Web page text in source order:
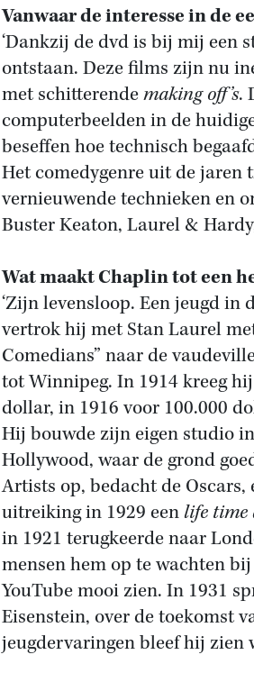
Vanwaar de interesse inde
‘Dankzij de dvd is bij mij een
ontstaan. Deze films zijn nu
met schitterendemaking off’s.
computerbeelden in de
beseffen hoe technisch
Het comedygenre uit de
vernieuwende technieken en
Buster Keaton, Laurel &
Wat maakt Chaplin tot een
‘Zijn levensloop. Een jeugd in
vertrok hij met Stan Laurel
Comedians” naar de
tot Winnipeg. In 1914 kreeg
dollar, in 1916 voor 100.000
Hij bouwde zijn eigen studio
Hollywood, waar de grond
Artists op, bedacht de Oscars,
uitreiking in 1929 een life time
in 1921 terugkeerde naar
mensen hem op te wachten
YouTube mooi zien. In 1931
Eisenstein, over de toekomst
jeugdervaringen bleef hij zien